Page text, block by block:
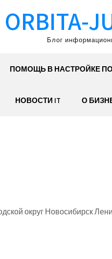
ORBITA-
Блог
ПОМОЩЬ В НАСТРОЙКЕ ПО
НОВОСТИ IT О
округ Новосибирск